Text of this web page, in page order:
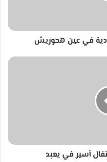
في عين هحوريش
أسير في يعبد